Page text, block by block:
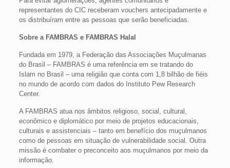
representantes do CIC receberam vouchers antecipadamente e
os distribuíram entre as pessoas que serão beneficiadas.
Sobre a FAMBRAS e FAMBRAS Halal
Fundada em 1979, a Federação das Associações Muçulmanas
do Brasil – FAMBRAS é uma referência em se tratando do
Islam no Brasil – uma religião que conta com 1,8 bilhão de fiéis
no mundo de acordo com dados do Instituto Pew Research
Center.
A FAMBRAS atua nos âmbitos religioso, social, cultural,
econômico e diplomático por meio de projetos educacionais,
culturais e assistenciais – tanto em benefício dos muçulmanos
como de pessoas em situação de vulnerabilidade social. Outra
missão é combater o preconceito aos muçulmanos por meio da
informação.